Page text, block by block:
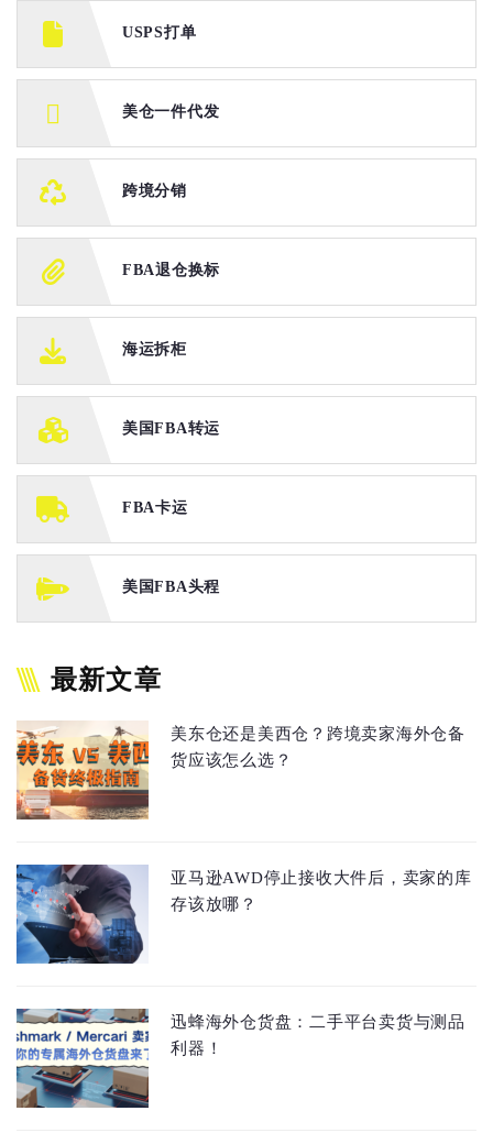
USPS打单
美仓一件代发
跨境分销
FBA退仓换标
海运拆柜
美国FBA转运
FBA卡运
美国FBA头程
最新文章
美东仓还是美西仓？跨境卖家海外仓备
货应该怎么选？
亚马逊AWD停止接收大件后，卖家的库
存该放哪？
迅蜂海外仓货盘：二手平台卖货与测品
利器！